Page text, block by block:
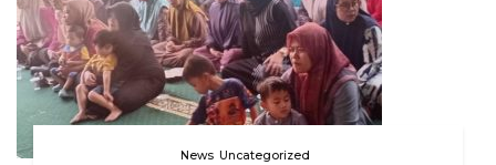
News Uncategorized